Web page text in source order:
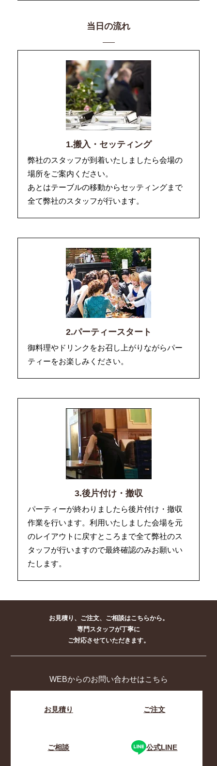
当日の流れ
1.搬入・セッティング
弊社のスタッフが到着いたしましたら会場の
場所をご案内ください。
あとはテーブルの移動からセッティングまで
全て弊社のスタッフが行います。
2.パーティースタート
御料理やドリンクをお召し上がりながらパー
ティーをお楽しみください。
3.後片付け・撤収
パーティーが終わりましたら後片付け・撤収
作業を行います。利用いたしました会場を元
のレイアウトに戻すところまで全て弊社のス
タッフが行いますので最終確認のみお願いい
たします。
お見積り、ご注文、ご相談はこちらから。
専門スタッフが丁寧に
ご対応させていただきます。
WEBからのお問い合わせはこちら
お見積り ご注文
ご相談 公式LINE